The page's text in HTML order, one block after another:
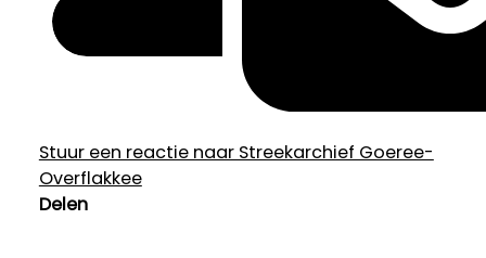
Stuur een reactie naar Streekarchief Goeree-
Overflakkee
Delen